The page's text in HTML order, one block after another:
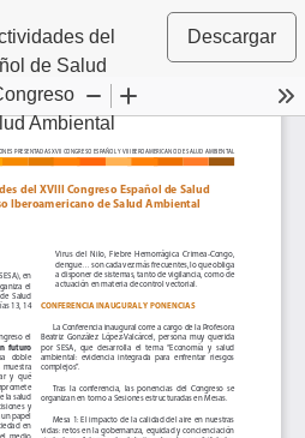
del artículo
del
de Salud
Ambiental
Descargar